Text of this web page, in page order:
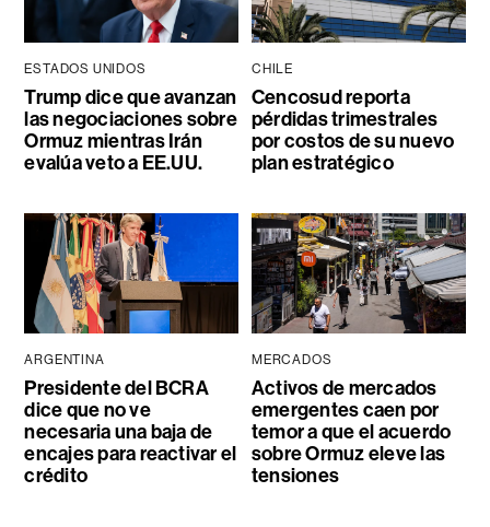
ESTADOS UNIDOS
Trump dice que avanzan
las negociaciones sobre
Ormuz mientras Irán
evalúa veto a EE.UU.
CHILE
Cencosud reporta
pérdidas trimestrales
por costos de su nuevo
plan estratégico
ARGENTINA
Presidente del BCRA
dice que no ve
necesaria una baja de
encajes para reactivar el
crédito
MERCADOS
Activos de mercados
emergentes caen por
temor a que el acuerdo
sobre Ormuz eleve las
tensiones